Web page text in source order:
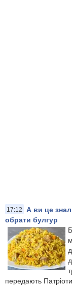
17:12
А ви це
обрати булгур
передають